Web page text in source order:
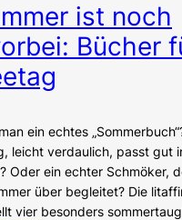
ist noch
Bücher
ein echtes
leicht verdaulich, passt gut
Oder ein echter Schmöker,
über begleitet? Die
vier besonders